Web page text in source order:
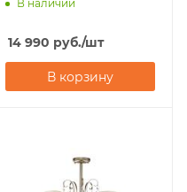
В наличии
14 990 руб./шт
В корзину